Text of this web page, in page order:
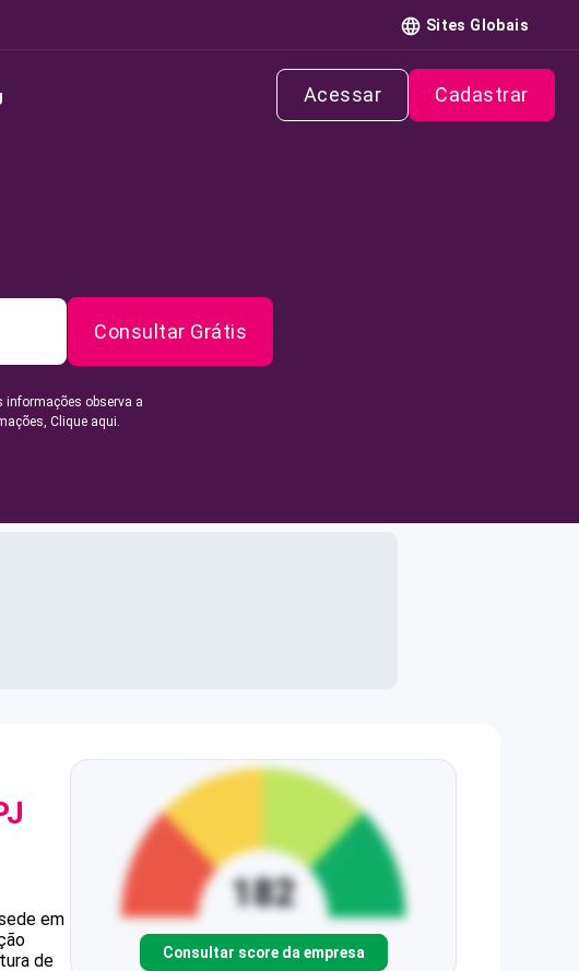
Sites Globais
Acessar Cadastrar
Consultar Grátis
informações observa a
Clique aqui.
em
de
Consultar score da empresa